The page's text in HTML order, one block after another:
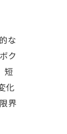
な
ク
短
化
界